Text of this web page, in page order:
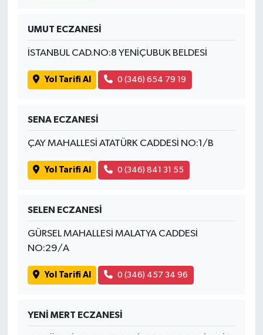
UMUT ECZANESİ
İSTANBUL CAD.NO:8 YENİÇUBUK BELDESİ
Yol Tarifi Al 0 (346) 654 79 19
SENA ECZANESİ
ÇAY MAHALLESİ ATATÜRK CADDESİ NO:1/B
Yol Tarifi Al 0 (346) 841 31 55
SELEN ECZANESİ
GÜRSEL MAHALLESİ MALATYA CADDESİ
NO:29/A
Yol Tarifi Al 0 (346) 457 34 96
YENİ MERT ECZANESİ